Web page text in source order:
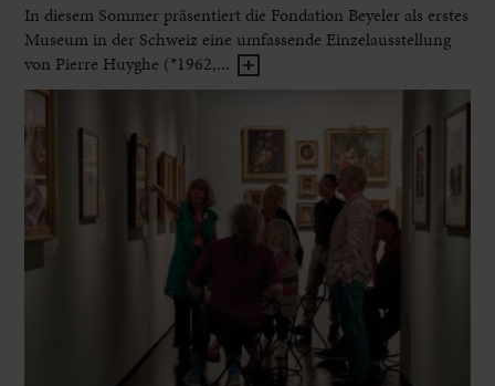
In diesem Sommer präsentiert die Fondation Beyeler als erstes
Museum in der Schweiz eine umfassende Einzelausstellung
von Pierre Huyghe (*1962,...